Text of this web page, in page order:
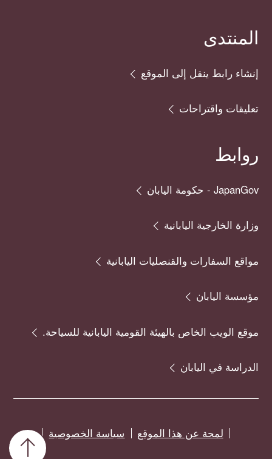
المنتدى
إنشاء رابط ينقل إلى الموقع
تعليقات واقتراحات
روابط
JapanGov - حكومة اليابان
وزارة الخارجية اليابانية
مواقع السفارات والقنصليات اليابانية
مؤسسة اليابان
موقع الويب الخاص بالهيئة القومية اليابانية للسياحة.
الدراسة في اليابان
لمحة عن هذا الموقع سياسة الخصوصية